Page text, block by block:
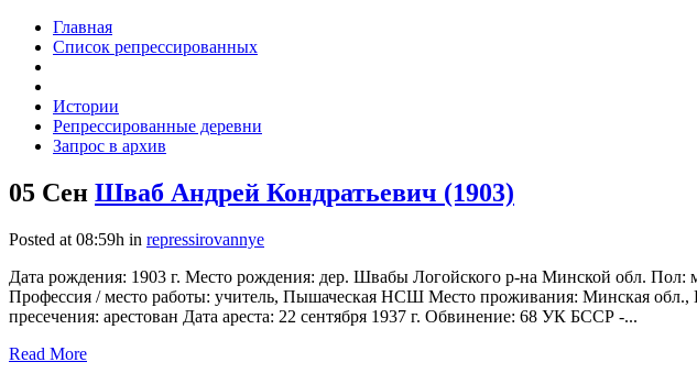
Главная
Список репрессированных
Истории
Репрессированные деревни
Запрос в архив
05 Сен Шваб Андрей Кондратьевич (1903)
Posted at 08:59h in repressirovannye
Дата рождения: 1903 г. Место рождения: дер. Швабы Логойского р-на Минской обл. Пол:
Профессия / место работы: учитель, Пышаческая НСШ Место проживания: Минская
пресечения: арестован Дата ареста: 22 сентября 1937 г. Обвинение: 68 УК БССР -...
Read More